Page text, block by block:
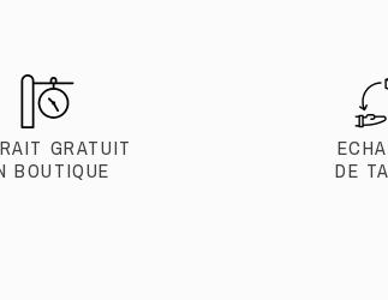
GRATUIT
BOUTIQUE
DE